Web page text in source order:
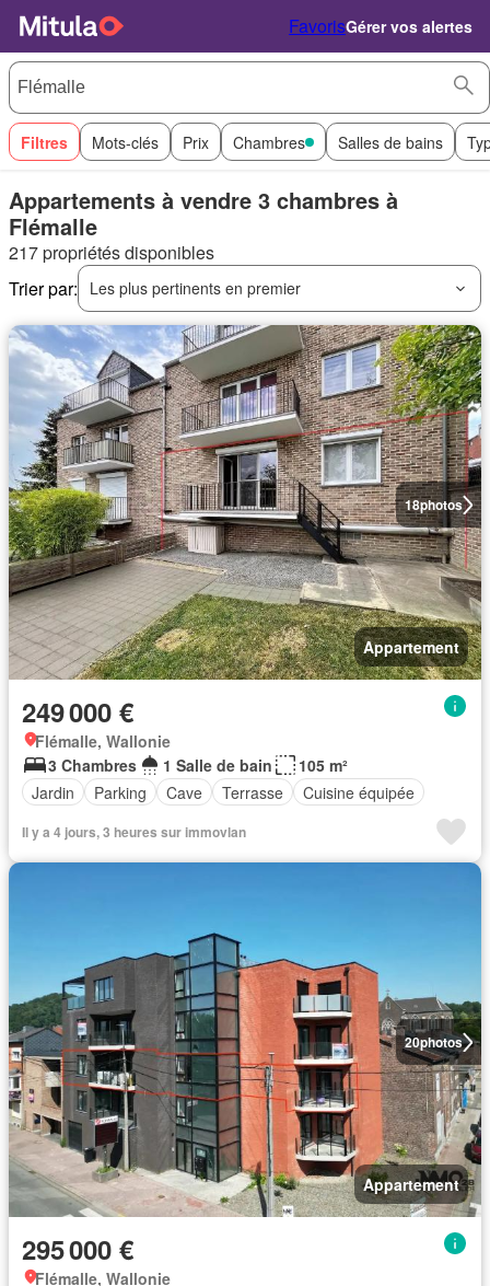
FavorisGérer vos alertes
Filtres Mots-clés Prix Chambres Salles de bains
Appartements à vendre 3 chambres à
Flémalle
217 propriétés disponibles
Trier par:
Les plus pertinents en premier
18photos
Appartement
249 000 €
Flémalle, Wallonie
3 Chambres
1 Salle de bain
105 m²
Jardin
Parking Cave Terrasse Cuisine équipée
Il y a 4 jours, 3 heures sur immovlan
20photos
Appartement
295 000 €
Flémalle, Wallonie